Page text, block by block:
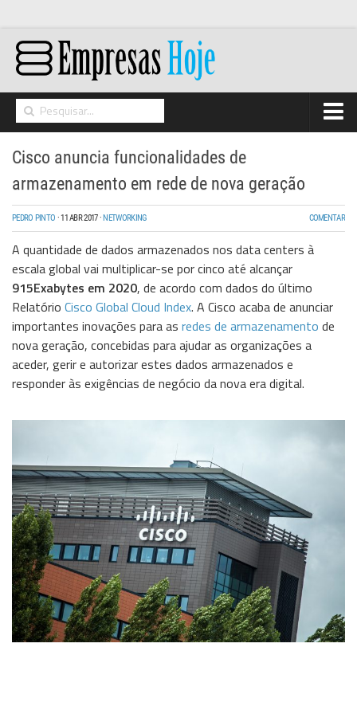
Home
Networking
Segurança
High Tech
Hosting/Cloud
I&D
Opinião
Storage
Wireless
Cisco anuncia funcionalidades de
armazenamento em rede de nova geração
PEDRO PINTO ·11 ABR 2017·NETWORKING COMENTAR
A quantidade de dados armazenados nos data centers à
escala global vai multiplicar-se por cinco até alcançar
915Exabytes em 2020, de acordo com dados do último
Relatório Cisco Global Cloud Index. A Cisco acaba de anunciar
importantes inovações para as redes de armazenamento de
nova geração, concebidas para ajudar as organizações a
aceder, gerir e autorizar estes dados armazenados e
responder às exigências de negócio da nova era digital.